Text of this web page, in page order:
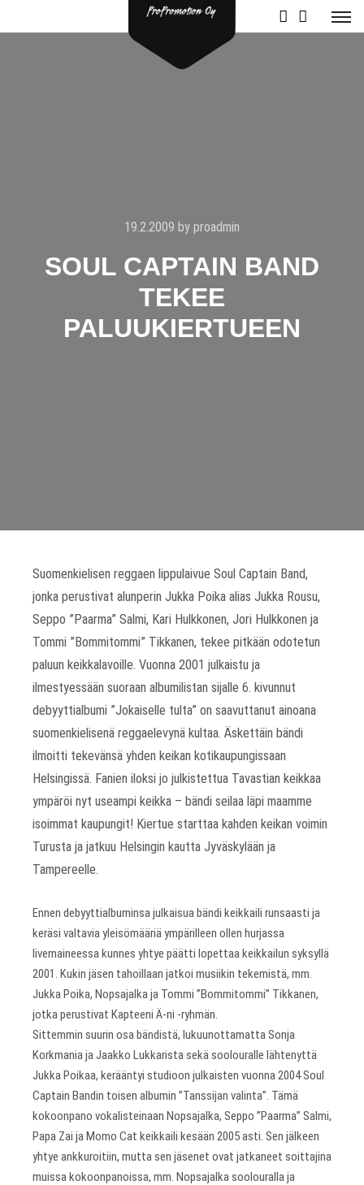
19.2.2009 by proadmin
SOUL CAPTAIN BAND
TEKEE
PALUUKIERTUEEN
Suomenkielisen reggaen lippulaivue Soul Captain Band,
jonka perustivat alunperin Jukka Poika alias Jukka Rousu,
Seppo ”Paarma” Salmi, Kari Hulkkonen, Jori Hulkkonen ja
Tommi ”Bommitommi” Tikkanen, tekee pitkään odotetun
paluun keikkalavoille. Vuonna 2001 julkaistu ja
ilmestyessään suoraan albumilistan sijalle 6. kivunnut
debyyttialbumi ”Jokaiselle tulta” on saavuttanut ainoana
suomenkielisenä reggaelevynä kultaa. Äskettäin bändi
ilmoitti tekevänsä yhden keikan kotikaupungissaan
Helsingissä. Fanien iloksi jo julkistettua Tavastian keikkaa
ympäröi nyt useampi keikka – bändi seilaa läpi maamme
isoimmat kaupungit! Kiertue starttaa kahden keikan voimin
Turusta ja jatkuu Helsingin kautta Jyväskylään ja
Tampereelle.
Ennen debyyttialbuminsa julkaisua bändi keikkaili runsaasti ja
keräsi valtavia yleisömääriä ympärilleen ollen hurjassa
livemaineessa kunnes yhtye päätti lopettaa keikkailun syksyllä
2001. Kukin jäsen tahoillaan jatkoi musiikin tekemistä, mm.
Jukka Poika, Nopsajalka ja Tommi ”Bommitommi” Tikkanen,
jotka perustivat Kapteeni Ä-ni -ryhmän.
Sittemmin suurin osa bändistä, lukuunottamatta Sonja
Korkmania ja Jaakko Lukkarista sekä soolouralle lähtenyttä
Jukka Poikaa, kerääntyi studioon julkaisten vuonna 2004 Soul
Captain Bandin toisen albumin ”Tanssijan valinta”. Tämä
kokoonpano vokalisteinaan Nopsajalka, Seppo ”Paarma” Salmi,
Papa Zai ja Momo Cat keikkaili kesään 2005 asti. Sen jälkeen
yhtye ankkuroitiin, mutta sen jäsenet ovat jatkaneet soittajina
muissa kokoonpanoissa, mm. Nopsajalka soolouralla ja